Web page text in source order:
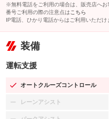
※無料電話をご利用の場合は、販売店へ
番号ご利用の際の注意点は こちら
IP電話、ひかり電話からはご利用いただけ
装備
運転支援
オートクルーズコントロール
：装備あり
レーンアシスト
：装備なし